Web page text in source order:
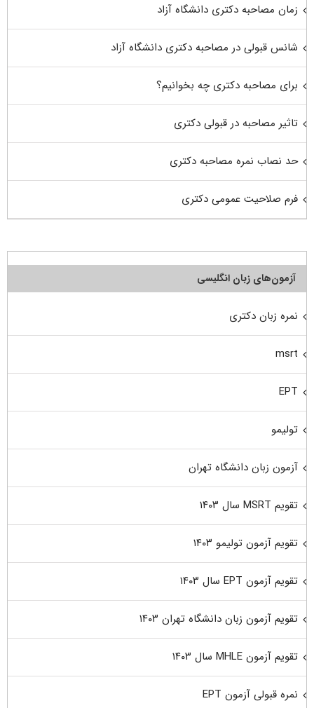
زمان مصاحبه دکتری دانشگاه آزاد
شانس قبولی در مصاحبه دکتری دانشگاه آزاد
برای مصاحبه دکتری چه بخوانیم؟
تاثیر مصاحبه در قبولی دکتری
حد نصاب نمره مصاحبه دکتری
فرم صلاحیت عمومی دکتری
آزمون‌های زبان انگلیسی
نمره زبان دکتری
msrt
EPT
تولیمو
آزمون زبان دانشگاه تهران
تقویم MSRT سال ۱۴۰۳
تقویم آزمون تولیمو ۱۴۰۳
تقویم آزمون EPT سال ۱۴۰۳
تقویم آزمون زبان دانشگاه تهران ۱۴۰۳
تقویم آزمون MHLE سال ۱۴۰۳
نمره قبولی آزمون EPT